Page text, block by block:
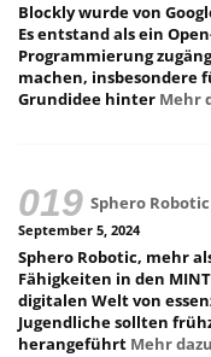
Blockly wurde von
Es entstand als ein
Programmierung
machen, insbesondere
Grundidee hinter Mehr
Sphero
September 5, 2024
Sphero Robotic, mehr
Fähigkeiten in den
digitalen Welt von
Jugendliche sollten
herangeführt Mehr